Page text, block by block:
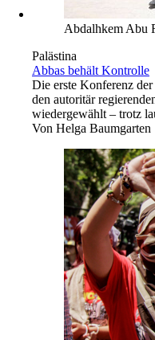
Abdalhkem Abu
Palästina
Abbas behält Kontrolle
Die erste Konferenz der
den autoritär
wiedergewählt – trotz
Von Helga Baumgarten